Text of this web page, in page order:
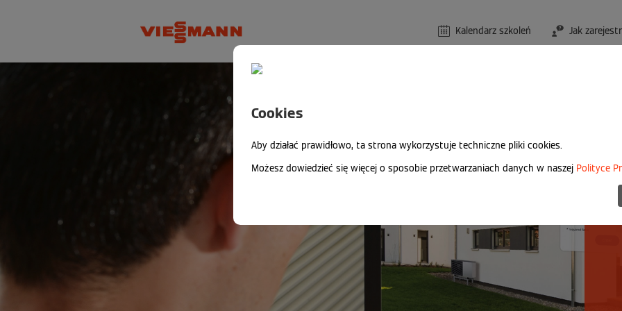
Cookies
Aby działać prawidłowo, ta strona wykorzystuje techniczne pliki cookies.
Możesz dowiedzieć się więcej o sposobie przetwarzaniach danych w naszej Polityce
Kalendarz szkoleń Jak